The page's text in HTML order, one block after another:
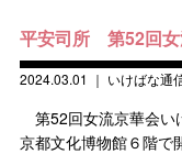
平安司所 第52回女
2024.03.01 ｜ いけばな通
第52回女流京華会い
京都文化博物館６階で